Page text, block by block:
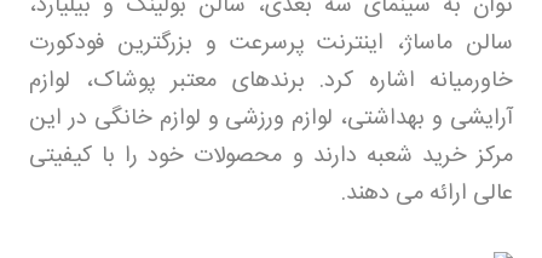
سالن ماساژ، اینترنت پرسرعت و بزرگترین فودکورت
خاورمیانه اشاره کرد. برندهای معتبر پوشاک، لوازم
آرایشی و بهداشتی، لوازم ورزشی و لوازم خانگی در این
مرکز خرید شعبه دارند و محصولات خود را با کیفیتی
عالی ارائه می دهند.